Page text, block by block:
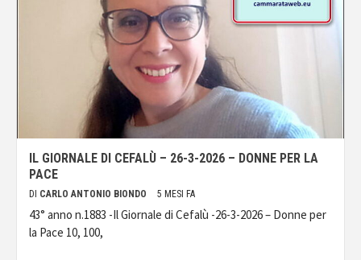
IL GIORNALE DI CEFALÙ – 26-3-2026 – DONNE PER LA
PACE
DI CARLO ANTONIO BIONDO 5 MESI FA
43° anno n.1883 -Il Giornale di Cefalù -26-3-2026 – Donne per
la Pace 10, 100,